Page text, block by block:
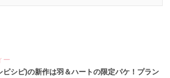
ー
シピ)の新作は羽＆ハートの限定パケ！プラン